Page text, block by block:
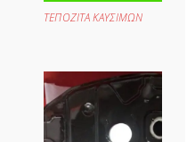
ΤΕΠΟΖΙΤΑ ΚΑΥΣΙΜΩΝ